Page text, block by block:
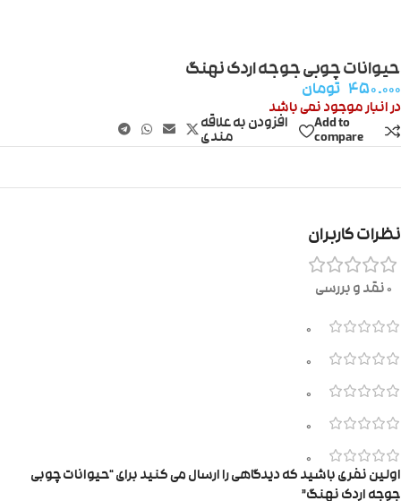
حیوانات چوبی جوجه اردک نهنگ
۴۵۰.۰۰۰ تومان
در انبار موجود نمی باشد
Add to
compare
افزودن به علاقه
مندی
نظرات کاربران
0 نقد و بررسی
0
0
0
0
0
اولین نفری باشید که دیدگاهی را ارسال می کنید برای “حیوانات چوبی
جوجه اردک نهنگ”